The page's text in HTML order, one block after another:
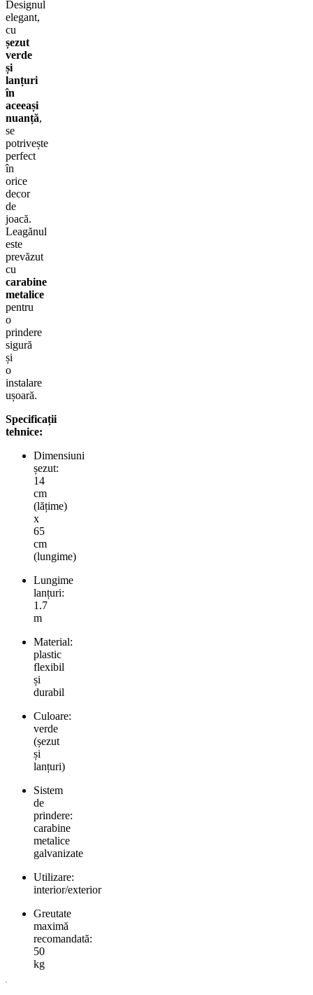
Designul
elegant,
cu
șezut
verde
și
lanțuri
în
aceeași
nuanță,
se
potrivește
perfect
în
orice
decor
de
joacă.
Leagănul
este
prevăzut
cu
carabine
metalice
pentru
o
prindere
sigură
și
o
instalare
ușoară.
Specificații
tehnice:
Dimensiuni
șezut:
14
cm
(lățime)
x
65
cm
(lungime)
Lungime
lanțuri:
1.7
m
Material:
plastic
flexibil
și
durabil
Culoare:
verde
(șezut
și
lanțuri)
Sistem
de
prindere:
carabine
metalice
galvanizate
Utilizare:
interior/exterior
Greutate
maximă
recomandată:
50
kg